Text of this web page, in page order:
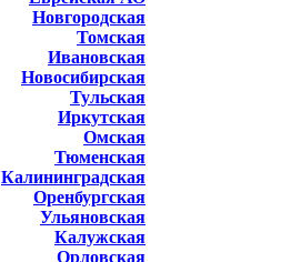
Новгородская
Томская
Ивановская
Новосибирская
Тульская
Иркутская
Омская
Тюменская
Калининградская
Оренбургская
Ульяновская
Калужская
Орловская